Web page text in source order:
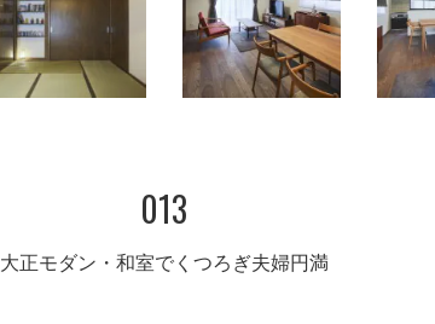
013
大正モダン・和室でくつろぎ夫婦円満